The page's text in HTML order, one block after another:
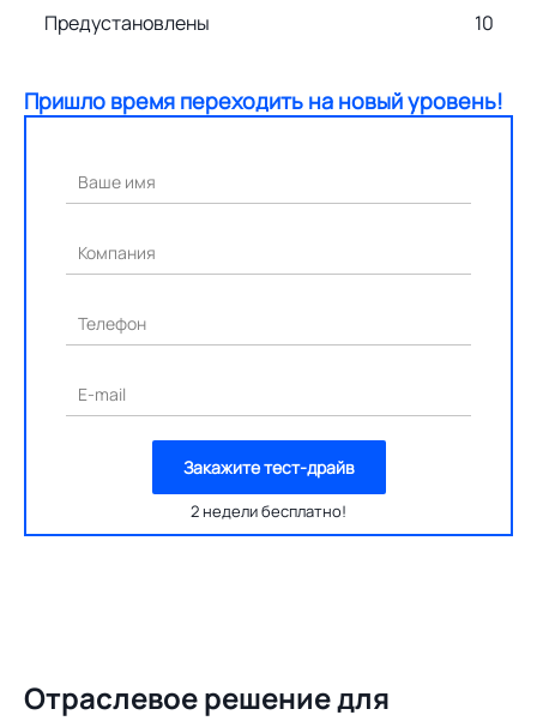
Предустановлены 10
Пришло время переходить на новый уровень!
Ваше имя
Компания
Телефон
E-mail
Закажите тест-драйв
2 недели бесплатно!
Отраслевое решение для